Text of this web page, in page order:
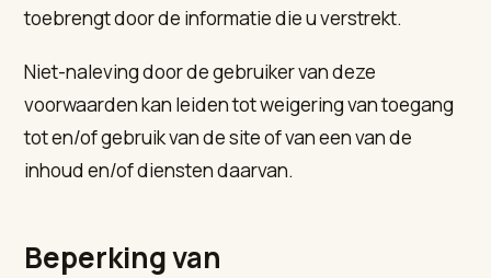
toebrengt door de informatie die u verstrekt.
Niet-naleving door de gebruiker van deze
voorwaarden kan leiden tot weigering van toegang
tot en/of gebruik van de site of van een van de
inhoud en/of diensten daarvan.
Beperking van